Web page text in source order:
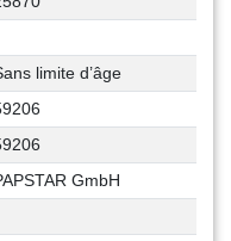
limite d’âge
GmbH